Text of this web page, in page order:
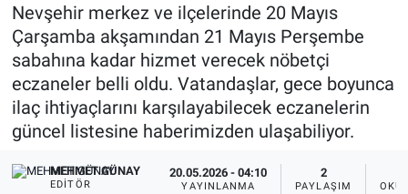
Nevşehir merkez ve ilçelerinde 20 Mayıs
Çarşamba akşamından 21 Mayıs Perşembe
sabahına kadar hizmet verecek nöbetçi
eczaneler belli oldu. Vatandaşlar, gece boyunca
ilaç ihtiyaçlarını karşılayabilecek eczanelerin
güncel listesine haberimizden ulaşabiliyor.
MEHMET GÜNAY
EDITÖR
20.05.2026 - 04:10
YAYINLANMA
2
PAYLAŞIM
Ekonomi
Kapadokya
Turizm
Kültür - Sanat
Tüm Manşetler
Son Dakika Haberleri
Haber Arşivi